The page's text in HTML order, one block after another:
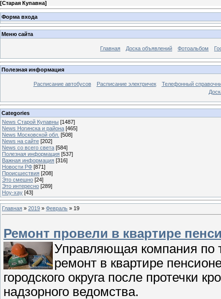
[Старая Купавна]
Форма входа
Меню сайта
Главная Доска объявлений Фотоальбом
Полезная информация
Расписание автобусов Расписание электричек
Телефонный
Categories
News Старой Купавны [1487]
News Ногинска и района [465]
News Московской обл. [508]
News на сайте [202]
News со всего света [584]
Полезная информация [537]
Важная информация [316]
Новости РФ [871]
Происшествия [208]
Это смешно [24]
Это интересно [289]
Ноу-хау [43]
Главная » 2019 » Февраль » 19
Ремонт провели в квартире
Управляющая компания по
ремонт в квартире
городского округа после протечки
надзорного ведомства.